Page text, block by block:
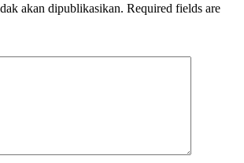
akan dipublikasikan. Required fields are